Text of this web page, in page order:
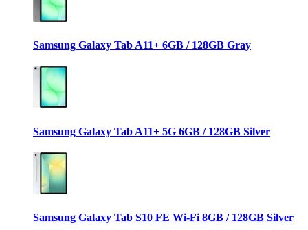
Samsung Galaxy Tab A11+ 6GB / 128GB Gray
Samsung Galaxy Tab A11+ 5G 6GB / 128GB Silver
Samsung Galaxy Tab S10 FE Wi-Fi 8GB / 128GB Silver